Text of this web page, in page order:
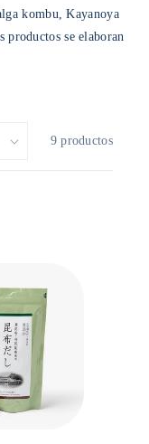
kombu, Kayanoya
productos se elaboran
9 productos